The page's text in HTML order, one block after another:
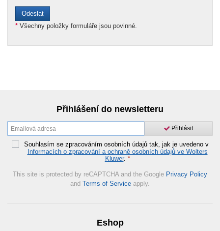
* Všechny položky formuláře jsou povinné.
Přihlášení do newsletteru
Přihlásit
Souhlasím se zpracováním osobních údajů tak, jak je uvedeno v
Informacích o zpracování a ochraně osobních údajů ve Wolters
Kluwer. *
This site is protected by reCAPTCHA and the Google Privacy Policy
and Terms of Service apply.
Eshop